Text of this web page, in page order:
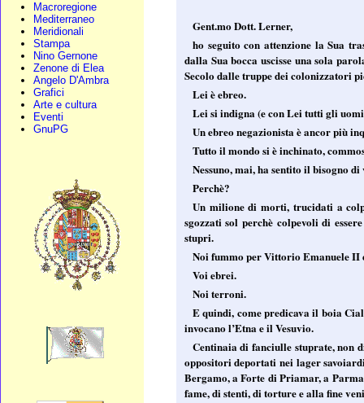
Macroregione
Mediterraneo
Meridionali
Stampa
Nino Gernone
Zenone di Elea
Angelo D'Ambra
Grafici
Arte e cultura
Eventi
GnuPG
Gent.mo Dott. Lerner,
ho seguito con attenzione la Sua
dalla Sua bocca uscisse una sola
Secolo dalle truppe dei colonizzatori
Lei è ebreo.
Lei si indigna (e con Lei tutti gli
Un ebreo negazionista è ancor più
Tutto il mondo si è inchinato,
Nessuno, mai, ha sentito il bisogno
Perchè?
Un milione di morti, trucidati a
sgozzati sol perchè colpevoli di
stupri.
Noi fummo per Vittorio Emanuele II
Voi ebrei.
Noi terroni.
E quindi, come predicava il boia
invocano l’Etna e il Vesuvio.
Centinaia di fanciulle stuprate,
oppositori deportati nei lager
Bergamo, a Forte di Priamar, a
fame, di stenti, di torture e alla fine